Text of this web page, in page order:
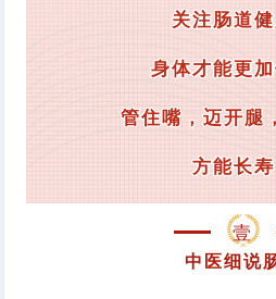
关注肠道健
身体才能更加
管住嘴，迈开腿
方能长寿
壹
中医细说